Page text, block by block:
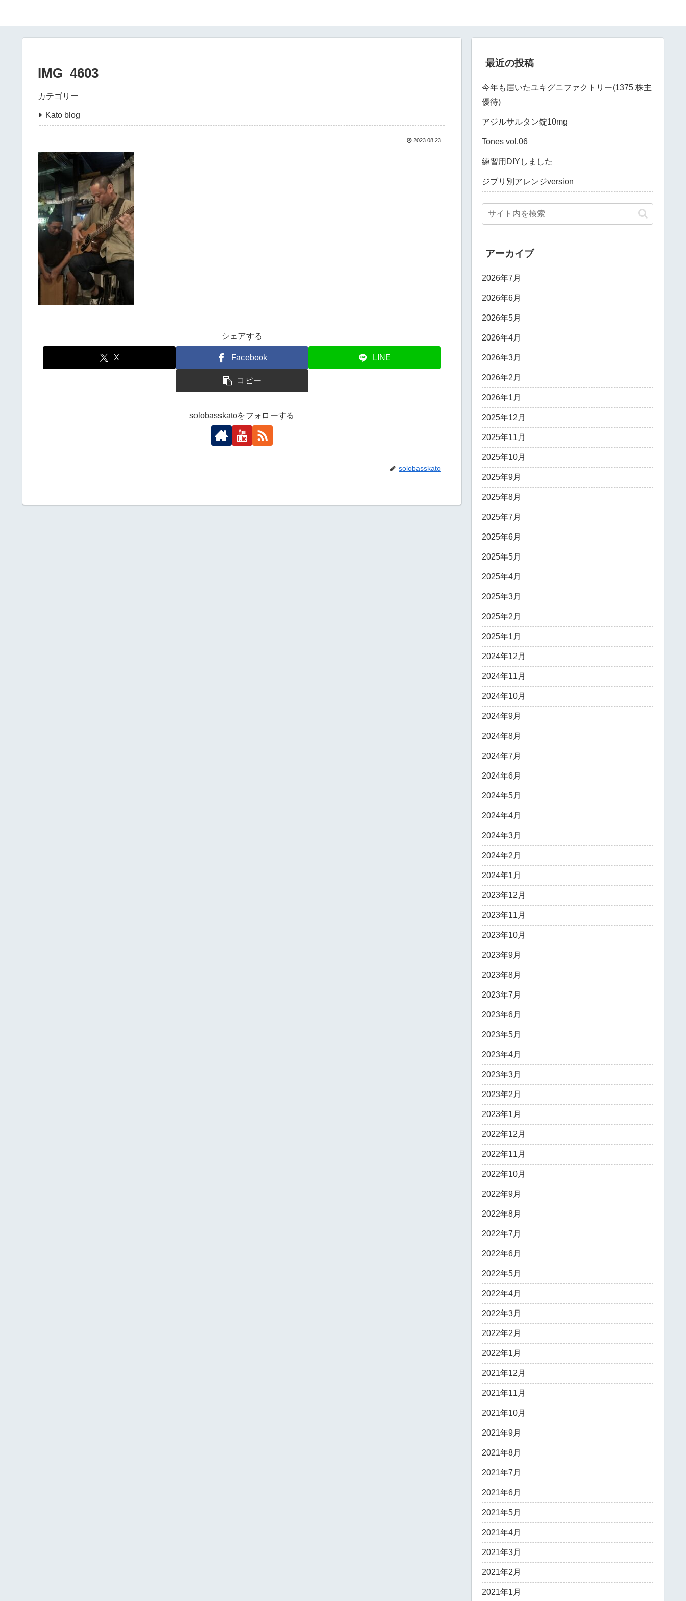
IMG_4603
カテゴリー
Kato blog
2023.08.23
シェアする
X Facebook LINE
コピー
solobasskatoをフォローする
solobasskato
最近の投稿
今年も届いたユキグニファクトリー(1375 株主
優待)
アジルサルタン錠10mg
Tones vol.06
練習用DIYしました
ジブリ別アレンジversion
アーカイブ
2026年7月
2026年6月
2026年5月
2026年4月
2026年3月
2026年2月
2026年1月
2025年12月
2025年11月
2025年10月
2025年9月
2025年8月
2025年7月
2025年6月
2025年5月
2025年4月
2025年3月
2025年2月
2025年1月
2024年12月
2024年11月
2024年10月
2024年9月
2024年8月
2024年7月
2024年6月
2024年5月
2024年4月
2024年3月
2024年2月
2024年1月
2023年12月
2023年11月
2023年10月
2023年9月
2023年8月
2023年7月
2023年6月
2023年5月
2023年4月
2023年3月
2023年2月
2023年1月
2022年12月
2022年11月
2022年10月
2022年9月
2022年8月
2022年7月
2022年6月
2022年5月
2022年4月
2022年3月
2022年2月
2022年1月
2021年12月
2021年11月
2021年10月
2021年9月
2021年8月
2021年7月
2021年6月
2021年5月
2021年4月
2021年3月
2021年2月
2021年1月